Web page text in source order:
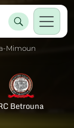
Mimoun
Betrouna